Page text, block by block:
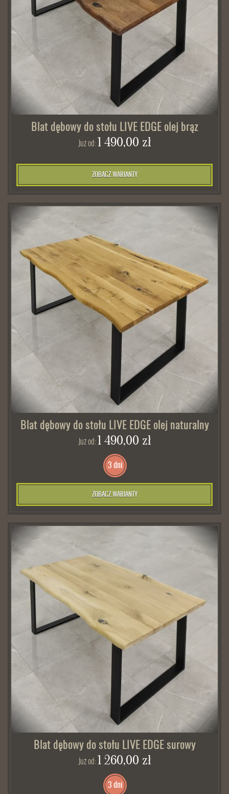
Blat dębowy do stołu LIVE EDGE olej brąz
Już od: 1 490,00 zł
ZOBACZ WARIANTY
Blat dębowy do stołu LIVE EDGE olej naturalny
Już od: 1 490,00 zł
3 dni
ZOBACZ WARIANTY
Blat dębowy do stołu LIVE EDGE surowy
Już od: 1 260,00 zł
3 dni